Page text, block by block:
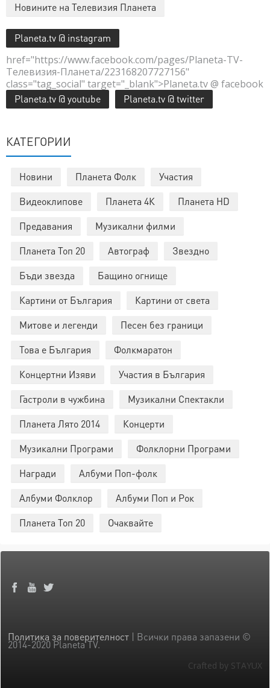
Новините на Телевизия Планета
Planeta.tv @ instagram
href="https://www.facebook.com/pages/Planeta-TV-
Телевизия-Планета/223168207727156"
class="tag_social" target="_blank">Planeta.tv @ facebook
Planeta.tv @ youtube Planeta.tv @ twitter
КАТЕГОРИИ
Новини Планета Фолк
Участия
Видеоклипове
Планета 4К
Планета HD
Предавания
Музикални филми
Планета Топ 20
Автограф
Звездно
Бъди звезда
Бащино огнище
Картини от България
Картини от света
Митове и легенди
Песен без граници
Това е България
Фолкмаратон
Концертни Изяви
Участия в България
Гастроли в чужбина
Музикални Спектакли
Планета Лято 2014
Концерти
Музикални Програми
Фолклорни Програми
Награди
Албуми Поп-фолк
Албуми Фолклор
Албуми Поп и Рок
Планета Топ 20
Очаквайте
Политика за поверителност | Всички права запазени ©
2014-2020 Planeta TV.
Crafted by STAYUX